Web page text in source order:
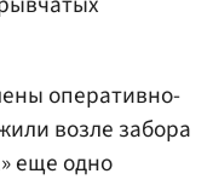
оперативно-
возле забора
еще одно